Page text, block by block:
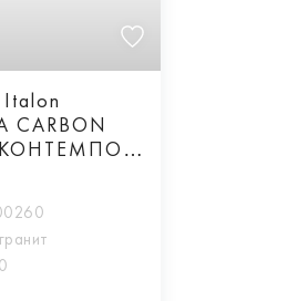
Italon
CARBON